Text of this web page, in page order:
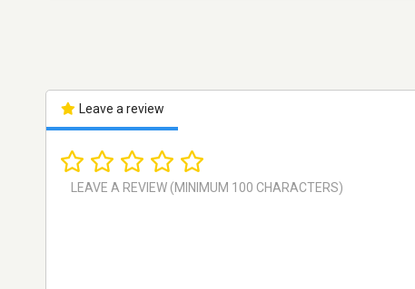
Leave a review